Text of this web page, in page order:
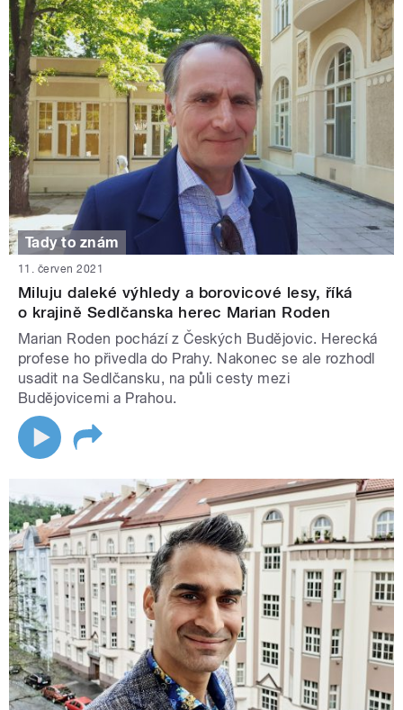
Tady to znám
11. červen 2021
Miluju daleké výhledy a borovicové lesy, říká
o krajině Sedlčanska herec Marian Roden
Marian Roden pochází z Českých Budějovic. Herecká
profese ho přivedla do Prahy. Nakonec se ale rozhodl
usadit na Sedlčansku, na půli cesty mezi
Budějovicemi a Prahou.